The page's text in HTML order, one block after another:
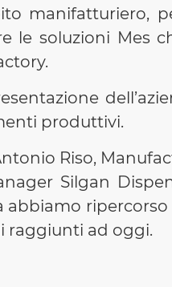
manifatturiero,
le soluzioni Mes
produttivi.
Riso,
Silgan
abbiamo
raggiunti ad oggi.